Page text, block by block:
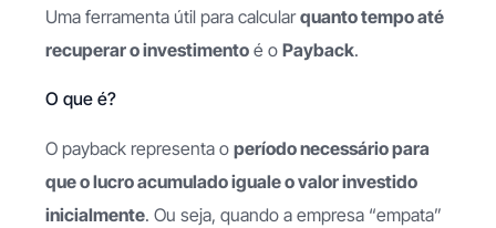
Uma ferramenta útil para calcularquanto tempo até
recuperar o investimentoé o Payback.
O que é?
O payback representa o período necessário para
que o lucro acumulado iguale o valor investido
inicialmente. Ou seja, quando a empresa “empata”